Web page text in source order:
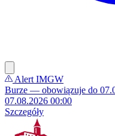
Alert IMGW
Burze — obowiązuje do
07.08.2026 00:00
Szczegóły